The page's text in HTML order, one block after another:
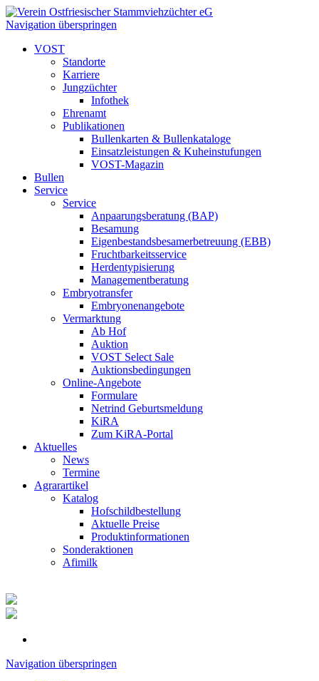
Navigation überspringen
VOST
Standorte
Karriere
Jungzüchter
Infothek
Ehrenamt
Publikationen
Bullenkarten & Bullenkataloge
Einsatzleistungen & Kuheinstufungen
VOST-Magazin
Bullen
Service
Service
Anpaarungsberatung (BAP)
Besamung
Eigenbestandsbesamerbetreuung (EBB)
Fruchtbarkeitsservice
Herdentypisierung
Managementberatung
Embryotransfer
Embryonenangebote
Vermarktung
Ab Hof
Auktion
VOST Select Sale
Auktionsbedingungen
Online-Angebote
Formulare
Netrind Geburtsmeldung
KiRA
Zum KiRA-Portal
Aktuelles
News
Termine
Agrarartikel
Katalog
Hofschildbestellung
Aktuelle Preise
Produktinformationen
Sonderaktionen
Afimilk
Navigation überspringen